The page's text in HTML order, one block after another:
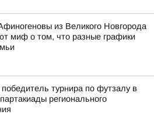
из Великого Новгорода
миф о том, что разные графики
турнира по футзалу в
регионального